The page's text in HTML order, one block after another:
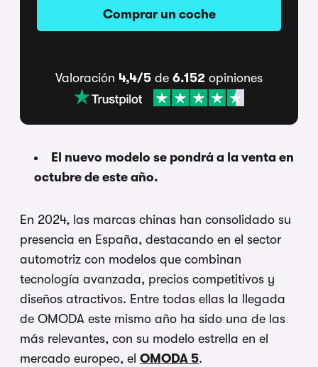
Comprar un coche
Valoración 4,4/5 de 6.152 opiniones
El nuevo modelo se pondrá a la venta en
octubre de este año.
En 2024, las marcas chinas han consolidado su
presencia en España, destacando en el sector
automotriz con modelos que combinan
tecnología avanzada, precios competitivos y
diseños atractivos. Entre todas ellas la llegada
de OMODA este mismo año ha sido una de las
más relevantes, con su modelo estrella en el
mercado europeo, el OMODA 5.